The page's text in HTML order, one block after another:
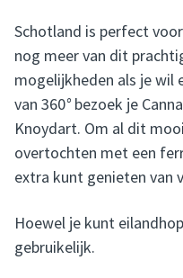
Schotland is perfect
nog meer van dit
mogelijkheden als je wil
van 360° bezoek je
Knoydart. Om al dit
overtochten met een
extra kunt genieten van
Hoewel je kunt
gebruikelijk.